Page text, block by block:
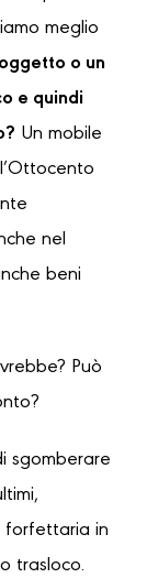
meglio
o un
e quindi
Un mobile
nel
beni
Può
sgomberare
forfettaria in
trasloco.